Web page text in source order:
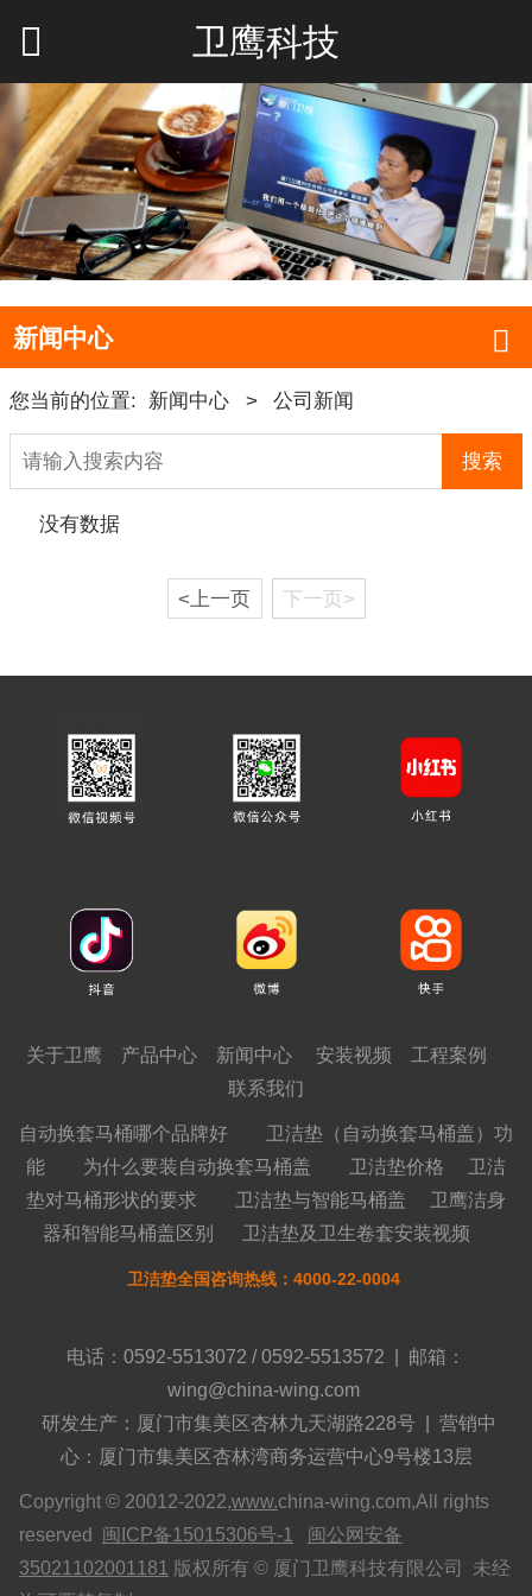
卫鹰科技
新闻中心
您当前的位置: 新闻中心 > 公司新闻
搜索
没有数据
<上一页 下一页>
关于卫鹰 产品中心 新闻中心 安装视频
工程案例
联系我们
自动换套马桶哪个品牌好
卫洁垫（自动换套马桶盖）功
能
为什么要装自动换套马桶盖 卫洁垫价格
卫洁
垫对马桶形状的要求
卫洁垫与智能马桶盖
卫鹰洁身
器和智能马桶盖区别
卫洁垫及卫生卷套安装视频
卫洁垫全国咨询热线：4000-22-0004
电话：0592-5513072 / 0592-5513572 | 邮箱：
wing@china-wing.com
研发生产：厦门市集美区杏林九天湖路228号 | 营销中
心：厦门市集美区杏林湾商务运营中心9号楼13层
Copyright © 20012-2022,www.china-wing.com,All rights
reserved 闽ICP备15015306号-1
闽公网安备
35021102001181
版权所有 © 厦门卫鹰科技有限公司 未经